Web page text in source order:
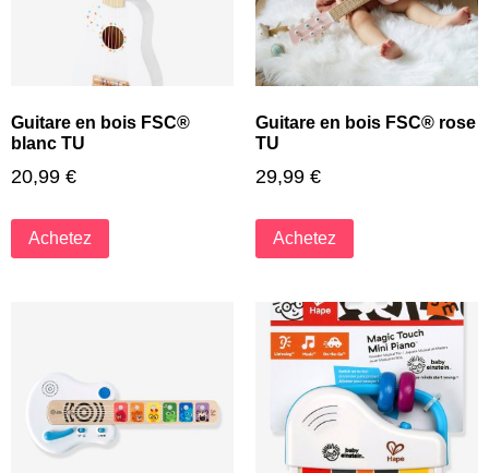
Guitare en bois FSC®
blanc TU
20,99 €
Achetez
Guitare en bois FSC® rose
TU
29,99 €
Achetez